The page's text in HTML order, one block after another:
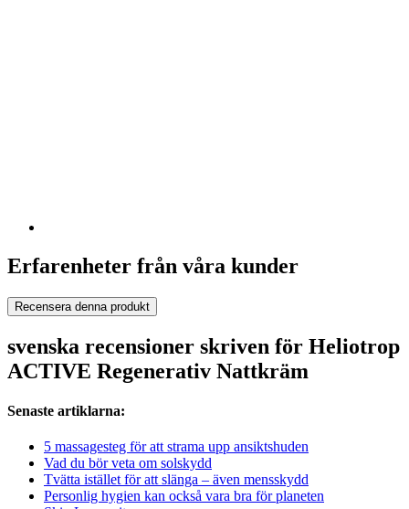
Erfarenheter från våra kunder
Recensera denna produkt
svenska recensioner skriven för Heliotrop
ACTIVE Regenerativ Nattkräm
Senaste artiklarna:
5 massagesteg för att strama upp ansiktshuden
Vad du bör veta om solskydd
Tvätta istället för att slänga – även mensskydd
Personlig hygien kan också vara bra för planeten